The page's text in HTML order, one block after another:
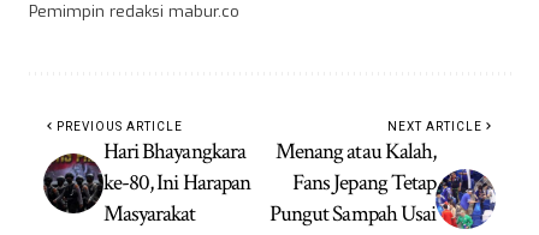
Pemimpin redaksi mabur.co
PREVIOUS ARTICLE
Hari Bhayangkara
ke-80, Ini Harapan
Masyarakat
NEXT ARTICLE
Menang atau Kalah,
Fans Jepang Tetap
Pungut Sampah Usai